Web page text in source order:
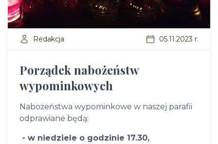
Redakcja 05.11.2023 r.
Porządek nabożeństw
wypominkowych
Nabożeństwa wypominkowe w naszej parafii
odprawiane będą:
- w niedziele o godzinie 17.30,